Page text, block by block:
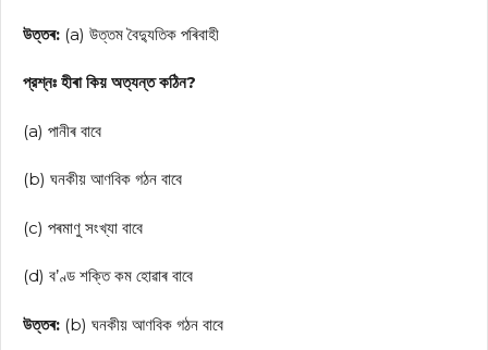
উত্তৰ: (a) উত্তম বৈদ্যুতিক পৰিবাহী
প্রশ্নঃ হীৰা কিয় অত্যন্ত কঠিন?
(a) পানীৰ বাবে
(b) ঘনকীয় আণবিক গঠন বাবে
(c) পৰমাণু সংখ্যা বাবে
(d) ব’ণ্ড শক্তি কম হোৱাৰ বাবে
উত্তৰ: (b) ঘনকীয় আণবিক গঠন বাবে